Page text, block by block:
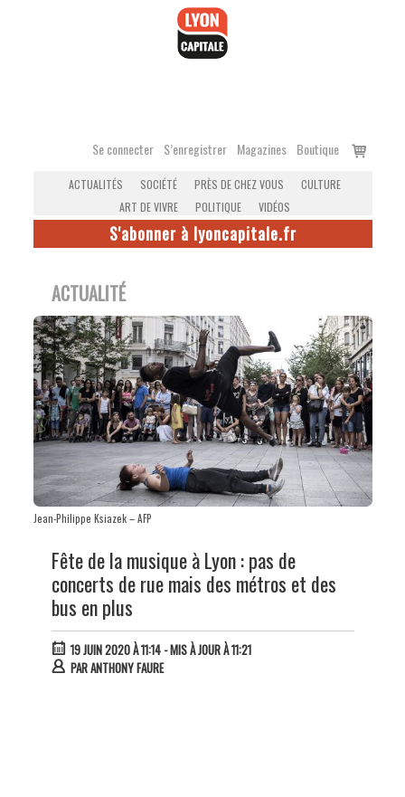
Se connecter S’enregistrer Magazines Boutique
Voir
ACTUALITÉS SOCIÉTÉ PRÈS DE CHEZ VOUS
CULTURE
ART DE VIVRE
POLITIQUE VIDÉOS
S'abonner à lyoncapitale.fr
ACTUALITÉ
Jean-Philippe Ksiazek – AFP
Fête de la musique à Lyon : pas de
concerts de rue mais des métros et des
bus en plus
19 JUIN 2020 À 11:14- MIS À JOUR À 11:21
PARANTHONY FAURE